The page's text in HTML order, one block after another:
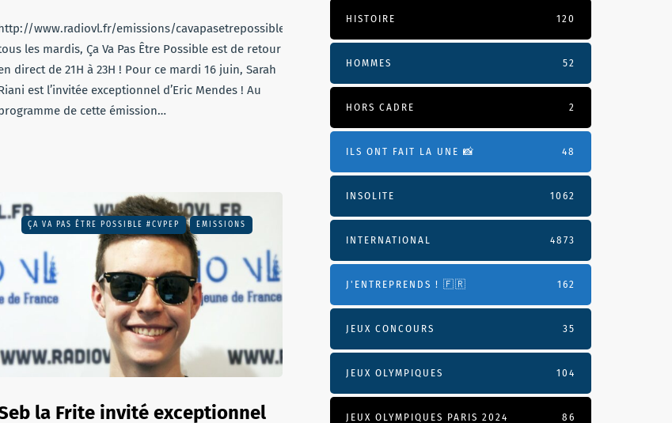
www.radiovl.fr/emissions/cavapasetrepossible/cvpep38.mp3Comme
les mardis, Ça Va Pas Être Possible est de retour
direct de 21H à 23H ! Pour ce mardi 16 juin, Sarah
est l’invitée exceptionnel d’Eric Mendes ! Au
de cette émission…
ÇA VA PAS ÊTRE POSSIBLE #CVPEP EMISSIONS
la Frite invité exceptionnel
HISTOIRE 120
HOMMES 52
HORS CADRE 2
ILS ONT FAIT LA UNE 📸 48
INSOLITE 1062
INTERNATIONAL 4873
J'ENTREPRENDS ! 🇫🇷 162
JEUX CONCOURS 35
JEUX OLYMPIQUES 104
JEUX OLYMPIQUES PARIS 2024 86